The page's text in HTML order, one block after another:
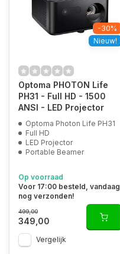
-30%
Nieuw!
Optoma PHOTON Life
PH31 - Full HD - 1500
ANSI - LED Projector
Optoma Photon Life PH31
Full HD
LED Projector
Portable Beamer
Op voorraad
Voor 17:00 besteld, vandaag
nog verzonden!
499,00
349,00
Vergelijk